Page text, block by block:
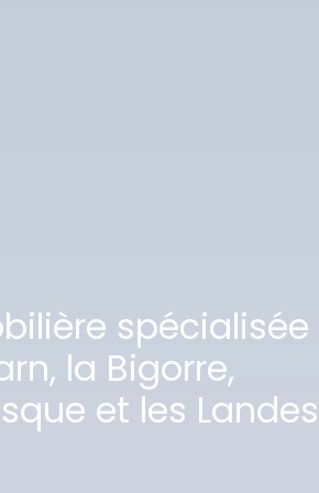
la Bigorre,
et les Landes